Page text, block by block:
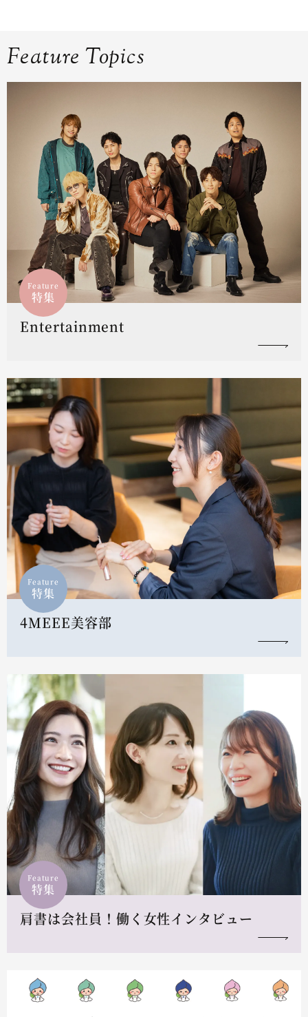
Feature Topics
Feature
特集
Entertainment
Feature
特集
4MEEE美容部
Feature
特集
肩書は会社員！働く女性インタビュー